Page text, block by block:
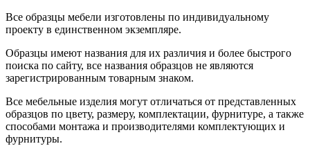
Все образцы мебели изготовлены по индивидуальному
проекту в единственном экземпляре.
Образцы имеют названия для их различия и более быстрого
поиска по сайту, все названия образцов не являются
зарегистрированным товарным знаком.
Все мебельные изделия могут отличаться от представленных
образцов по цвету, размеру, комплектации, фурнитуре, а также
способами монтажа и производителями комплектующих и
фурнитуры.